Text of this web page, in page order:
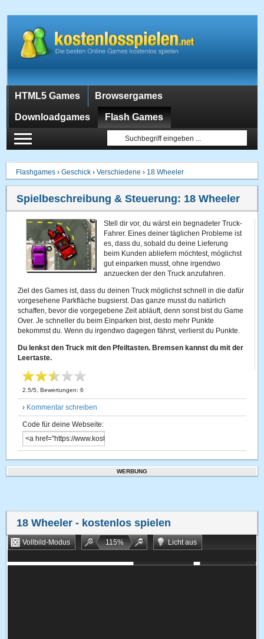
HTML5 Games Browsergames
Downloadgames Flash Games
Flashgames ›Geschick ›Verschiedene › 18 Wheeler
Spielbeschreibung & Steuerung: 18 Wheeler
Stell dir vor, du wärst ein begnadeter Truck-
Fahrer. Eines deiner täglichen Probleme ist
es, dass du, sobald du deine Lieferung
beim Kunden abliefern möchtest, möglichst
gut einparken musst, ohne irgendwo
anzuecken der den Truck anzufahren.
Ziel des Games ist, dass du deinen Truck möglichst schnell in die dafür
vorgesehene Parkfläche bugsierst. Das ganze musst du natürlich
schaffen, bevor die vorgegebene Zeit abläuft, denn sonst bist du Game
Over. Je schneller du beim Einparken bist, desto mehr Punkte
bekommst du. Wenn du irgendwo dagegen fährst, verlierst du Punkte.
Du lenkst den Truck mit den Pfeiltasten. Bremsen kannst du mit der
Leertaste.
2.5/5 , Bewertungen:6
› Kommentar schreiben
Code für deine Webseite:
WERBUNG
18 Wheeler - kostenlos spielen
Vollbild-Modus 115%
Licht aus